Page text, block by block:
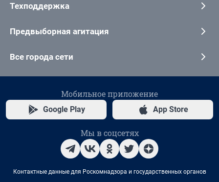
Техподдержка
Предвыборная агитация
Все города сети
Мобильное приложение
Google Play App Store
Мы в соцсетях
Контактные данные для Роскомнадзора и государственных органов